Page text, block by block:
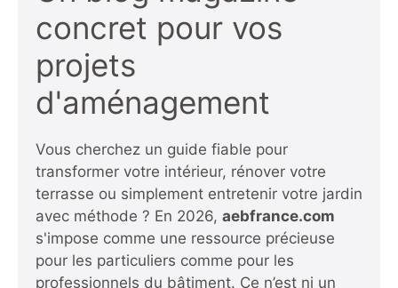
concret pour vos
projets
d'aménagement
Vous cherchez un guide fiable pour
transformer votre intérieur, rénover votre
terrasse ou simplement entretenir votre jardin
avec méthode ? En 2026, aebfrance.com
s'impose comme une ressource précieuse
pour les particuliers comme pour les
professionnels du bâtiment. Ce n’est ni un